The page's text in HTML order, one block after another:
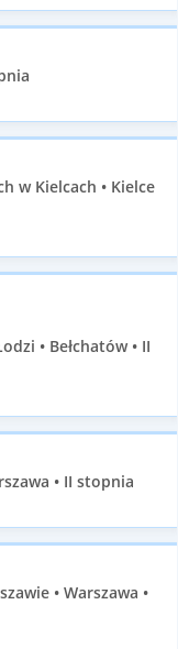
w Kielcach • Kielce
• Bełchatów • II
• II stopnia
• Warszawa •